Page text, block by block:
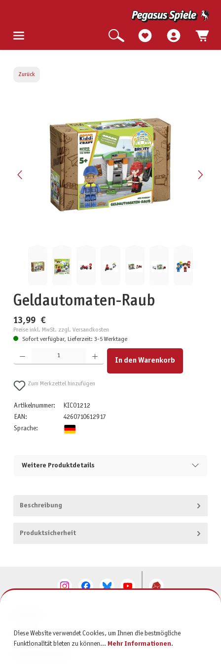
Zurück
Geldautomaten-Raub
13,99 €
Preise inkl. MwSt. zzgl. Versandkosten
Sofort verfügbar, Lieferzeit: 3-5 Werktage
Produkt Anzahl: Gib den gewünschten Wert ein oder benutze die Schaltflächen um die Anzahl zu
In den Warenkorb
Zum Merkzettel hinzufügen
Artikelnummer:
KIC01212
EAN:
4260710612917
Sprache:
Weitere Produktdetails
Beschreibung
Produktsicherheit
SERVICE
Diese Website verwendet Cookies, um Ihnen die bestmögliche
Funktionalität bieten zu können... Mehr Informationen.